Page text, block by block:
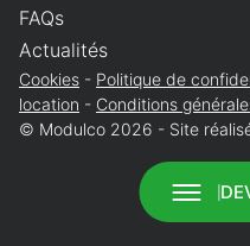
FAQs
Actualités
© Modulco 2026 - Site
Cookies Politique de
location
Conditions